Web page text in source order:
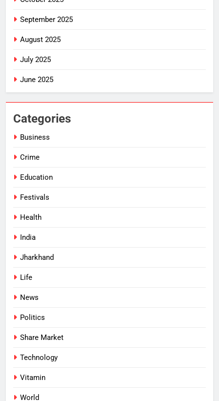
September 2025
August 2025
July 2025
June 2025
Categories
Business
Crime
Education
Festivals
Health
India
Jharkhand
Life
News
Politics
Share Market
Technology
Vitamin
World